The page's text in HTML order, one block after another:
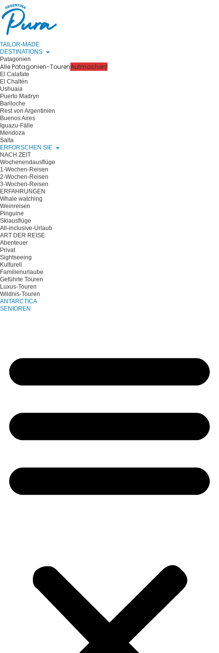
TAILOR-MADE
DESTINATIONS
Patagonien
Alle Patagonien-TourenAufmachen!
El Calafate
El Chaltén
Ushuaia
Puerto Madryn
Bariloche
Rest von Argentinien
Buenos Aires
Iguazu-Fälle
Mendoza
Salta
ERFORSCHEN SIE
NACH ZEIT
Wochenendausflüge
1-Wochen-Reisen
2-Wochen-Reisen
3-Wochen-Reisen
ERFAHRUNGEN
Whale watching
Weinreisen
Pinguine
Skiausflüge
All-inclusive-Urlaub
ART DER REISE
Abenteuer
Privat
Sightseeing
Kulturell
Familienurlaube
Geführte Touren
Luxus-Touren
Wildnis-Touren
ANTARCTICA
SENIOREN